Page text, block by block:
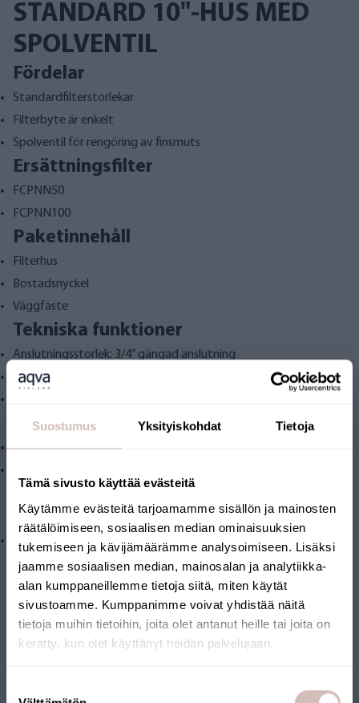
Suostumus Yksityiskohdat Tietoja
Tämä sivusto käyttää evästeitä
Käytämme evästeitä tarjoamamme sisällön ja mainosten
räätälöimiseen, sosiaalisen median ominaisuuksien
tukemiseen ja kävijämäärämme analysoimiseen. Lisäksi
jaamme sosiaalisen median, mainosalan ja analytiikka-
alan kumppaneillemme tietoja siitä, miten käytät
sivustoamme. Kumppanimme voivat yhdistää näitä
tietoja muihin tietoihin, joita olet antanut heille tai joita on
kerätty, kun olet käyttänyt heidän palvelujaan.
STANDARD 10"-HUS MED
SPOLVENTIL
Fördelar
Standardfilterstorlekar
Filterbyte är enkelt
Spolventil för rengöring av finsmuts
Ersättningsfilter
FCPNN50
FCPNN100
Paketinnehåll
Filterhus
Bostadsnyckel
Väggfäste
Tekniska funktioner
Anslutningsstorlek: 3/4” gängad anslutning
Produktstorlek: H 32 cm x B 13 cm + väggfäste H 6 cm
Systemkrav
Konstant matningstryck, 2–10 bar
efter membrantrycktanken eller membranpumpen.
Vinterförvaring
På vintern, om temperaturen sjunker under 2 °C, stängs
vattenledningarna och filterhusen töms för att förhindra
frostskador.